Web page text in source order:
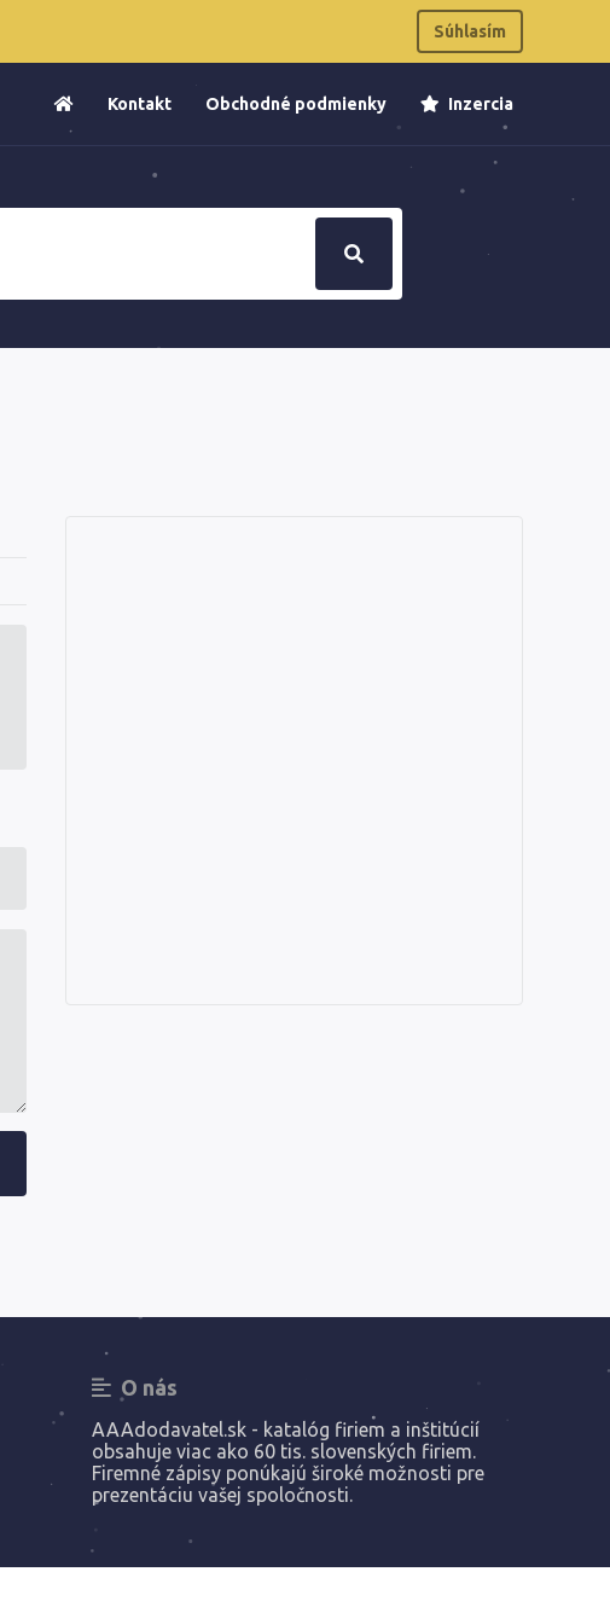
Súhlasím
Kontakt Obchodné podmienky Inzercia
O nás
AAAdodavatel.sk - katalóg firiem a inštitúcií
obsahuje viac ako 60 tis. slovenských firiem.
Firemné zápisy ponúkajú široké možnosti pre
prezentáciu vašej spoločnosti.